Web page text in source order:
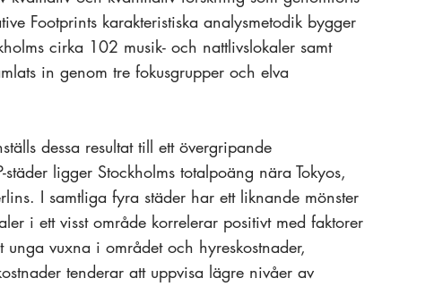
Footprints karakteristiska analysmetodik bygger
cirka 102 musik- och nattlivslokaler samt
in genom tre fokusgrupper och elva
dessa resultat till ett övergripande
ligger Stockholms totalpoäng nära Tokyos,
I samtliga fyra städer har ett liknande mönster
i ett visst område korrelerar positivt med faktorer
vuxna i området och hyreskostnader,
tenderar att uppvisa lägre nivåer av